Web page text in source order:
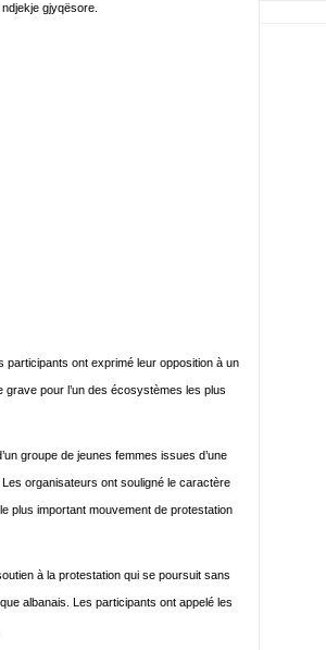
gjyqësore.
participants ont exprimé leur opposition à un
pour l’un des écosystèmes les plus
groupe de jeunes femmes issues d’une
organisateurs ont souligné le caractère
plus important mouvement de protestation
à la protestation qui se poursuit sans
albanais. Les participants ont appelé les